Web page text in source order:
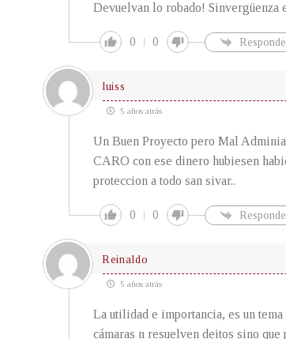
Devuelvan lo robado! Sinvergüenza
0 0
luiss
5 años atrás
Un Buen Proyecto pero Mal
CARO con ese dinero hubiesen
proteccion a todo san sivar..
0 0
Reinaldo
5 años atrás
La utilidad e importancia, es un
cámaras n resuelven deitos sino